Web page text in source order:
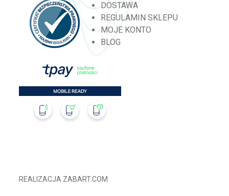
DOSTAWA
REGULAMIN SKLEPU
MOJE KONTO
BLOG
REALIZACJA ZABART.COM